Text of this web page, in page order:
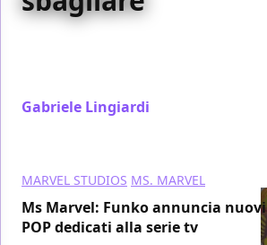
Gabriele Lingiardi
MARVEL STUDIOS MS. MARVEL
Ms Marvel: Funko annuncia nuovi
POP dedicati alla serie tv